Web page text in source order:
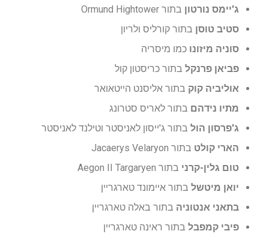
ג'יימס נורטון בתור Ormund Hightower
סטיב טוסן בתור קורליס ולריון
סוניה מיזונו כמו מיסריה
פביאן פרנקל בתור כריסטון קול
אוליביה קוק בתור אליסנט הייטאואר
מתיו נידהם בתור לאריס סטרונג
ג'פרסון הול בתור ג'ייסון לאניסטר וטילנד לאניסטר
הארי קולט בתור Jacaerys Velaryon
טום גלין-קרני בתור Aegon II Targaryen
יואן מיטשל בתור איימונד טארגריין
בתאני אנטוניה בתור באלה טארגריין
פיבי קמפבל בתור ראינה טארגריין